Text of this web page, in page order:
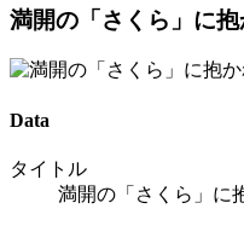
満開の「さくら」に抱
Data
タイトル
満開の「さくら」に